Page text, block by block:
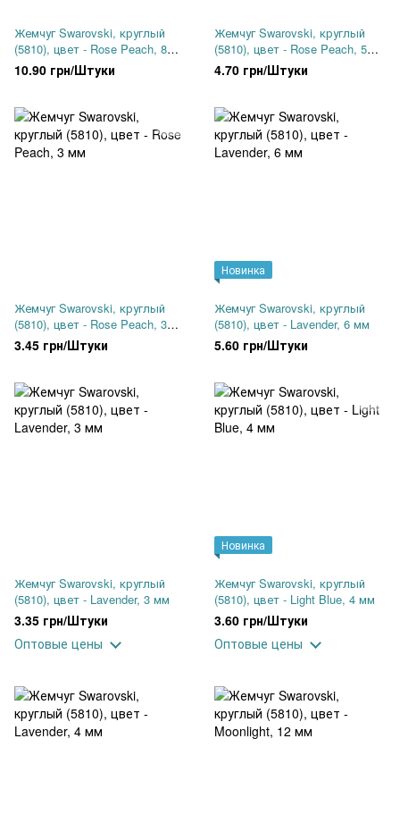
Жемчуг Swarovski, круглый
(5810), цвет - Rose Peach, 8
мм
10.90 грн/Штуки
Жемчуг Swarovski, круглый
(5810), цвет - Rose Peach, 5
мм
4.70 грн/Штуки
Жемчуг Swarovski, круглый
(5810), цвет - Rose Peach, 3
мм
3.45 грн/Штуки
Новинка
Жемчуг Swarovski, круглый
(5810), цвет - Lavender, 6 мм
5.60 грн/Штуки
Жемчуг Swarovski, круглый
(5810), цвет - Lavender, 3 мм
3.35 грн/Штуки
Оптовые цены
Новинка
Жемчуг Swarovski, круглый
(5810), цвет - Light Blue, 4 мм
3.60 грн/Штуки
Оптовые цены